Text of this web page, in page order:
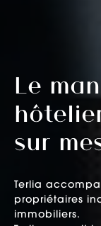
Le
sur
Terlia
propriétaires
immobiliers.